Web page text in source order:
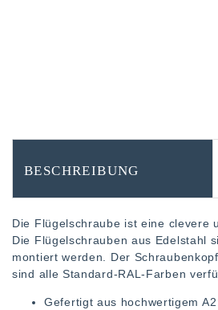
BESCHREIBUNG
Die Flügelschraube ist eine clevere
Die Flügelschrauben aus Edelstahl
montiert werden. Der
sind alle Standard-RAL-Farben
Gefertigt aus hochwertigem